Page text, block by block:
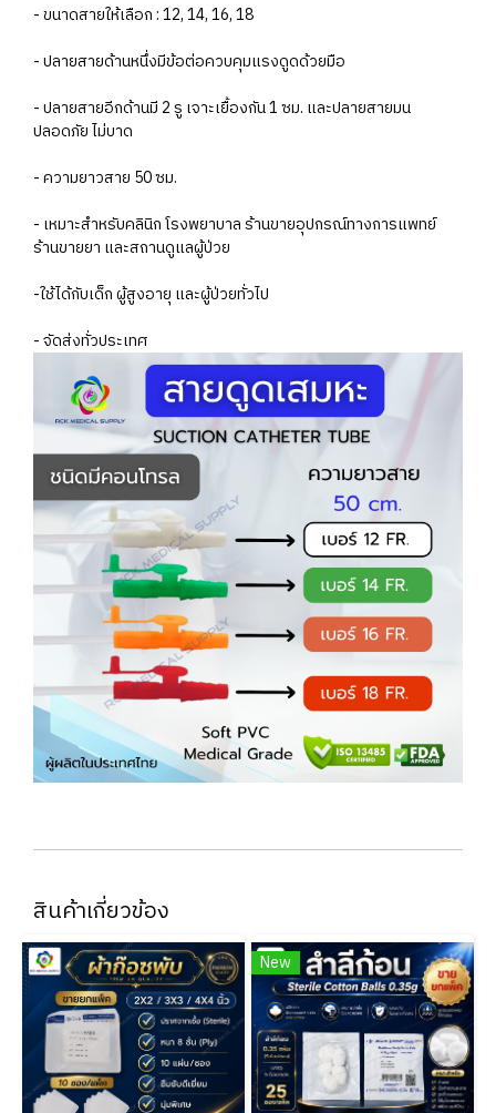
- ขนาดสายให้เลือก : 12, 14, 16, 18
- ปลายสายด้านหนึ่งมีข้อต่อควบคุมแรงดูดด้วยมือ
- ปลายสายอีกด้านมี 2 รู เจาะเยื้องกัน 1 ซม. และปลายสายมน
ปลอดภัย ไม่บาด
- ความยาวสาย 50 ซม.
- เหมาะสำหรับคลินิก โรงพยาบาล ร้านขายอุปกรณ์ทางการแพทย์
ร้านขายยา และสถานดูแลผู้ป่วย
-ใช้ได้กับเด็ก ผู้สูงอายุ และผู้ป่วยทั่วไป
- จัดส่งทั่วประเทศ
สินค้าเกี่ยวข้อง
New